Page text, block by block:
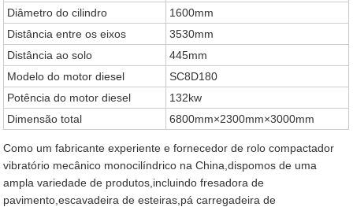
Diâmetro do cilindro
1600mm
Distância entre os eixos
3530mm
Distância ao solo
445mm
Modelo do motor diesel
SC8D180
Potência do motor diesel
132kw
Dimensão total
6800mm×2300mm×3000mm
Como um fabricante experiente e fornecedor de rolo compactador
vibratório mecânico monocilíndrico na China,dispomos de uma
ampla variedade de produtos,incluindo fresadora de
pavimento,escavadeira de esteiras,pá carregadeira de